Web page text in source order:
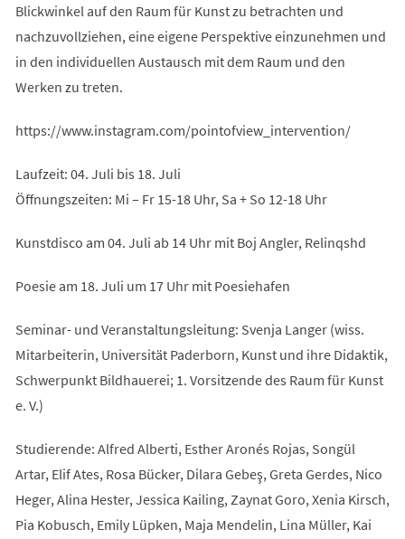
Blickwinkel auf den Raum für Kunst zu betrachten und
nachzuvollziehen, eine eigene Perspektive einzunehmen und
in den individuellen Austausch mit dem Raum und den
Werken zu treten.
https://www.instagram.com/pointofview_intervention/
Laufzeit: 04. Juli bis 18. Juli
Öffnungszeiten: Mi – Fr 15-18 Uhr, Sa + So 12-18 Uhr
Kunstdisco am 04. Juli ab 14 Uhr mit Boj Angler, Relinqshd
Poesie am 18. Juli um 17 Uhr mit Poesiehafen
Seminar- und Veranstaltungsleitung: Svenja Langer (wiss.
Mitarbeiterin, Universität Paderborn, Kunst und ihre Didaktik,
Schwerpunkt Bildhauerei; 1. Vorsitzende des Raum für Kunst
e. V.)
Studierende: Alfred Alberti, Esther Aronés Rojas, Songül
Artar, Elif Ates, Rosa Bücker, Dilara Gebeş, Greta Gerdes, Nico
Heger, Alina Hester, Jessica Kailing, Zaynat Goro, Xenia Kirsch,
Pia Kobusch, Emily Lüpken, Maja Mendelin, Lina Müller, Kai